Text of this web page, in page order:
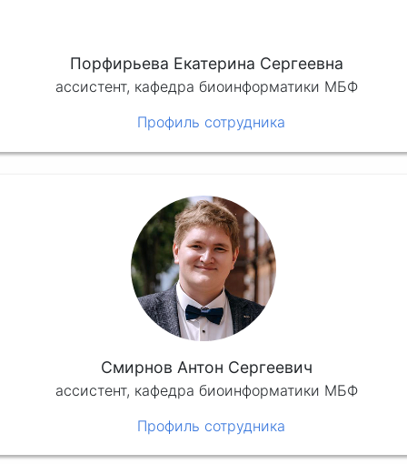
Порфирьева Екатерина Сергеевна
ассистент, кафедра биоинформатики МБФ
Профиль сотрудника
Смирнов Антон Сергеевич
ассистент, кафедра биоинформатики МБФ
Профиль сотрудника